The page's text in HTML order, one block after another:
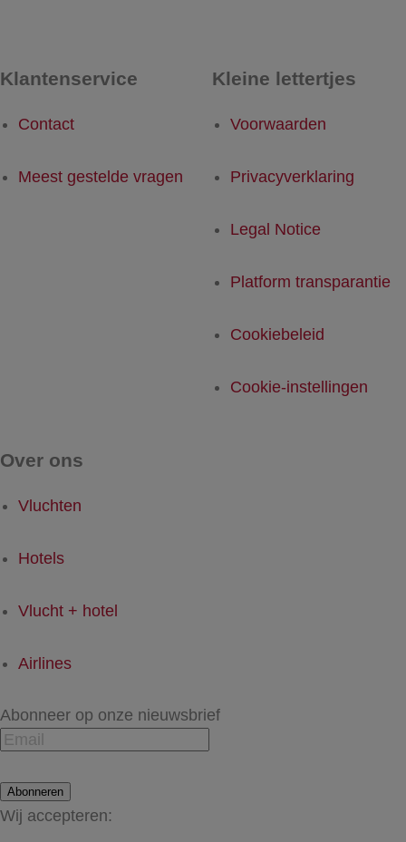
Klantenservice
Contact
Meest gestelde vragen
Kleine lettertjes
Voorwaarden
Privacyverklaring
Legal Notice
Platform transparantie
Cookiebeleid
Cookie-instellingen
Over ons
Vluchten
Hotels
Vlucht + hotel
Airlines
Abonneer op onze nieuwsbrief
Abonneren
Wij accepteren: